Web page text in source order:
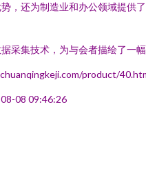
还为制造业和办公领域提供
集技术，为与会者描绘了一
product/
08 09:46:26